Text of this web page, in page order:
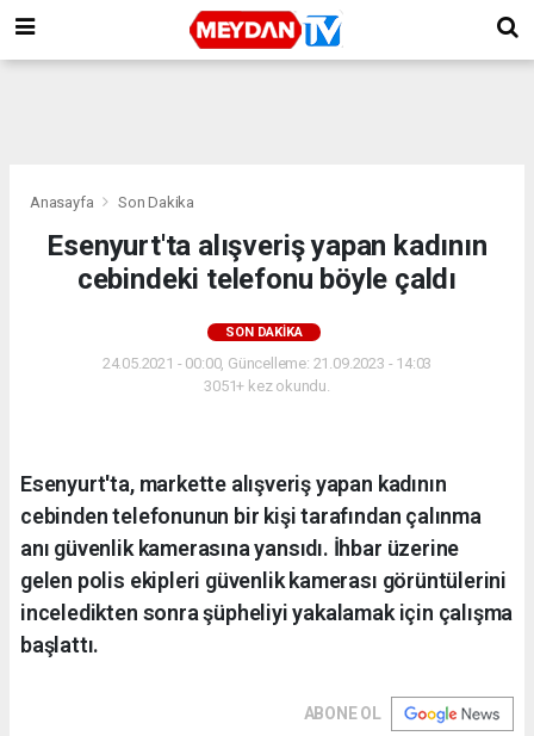
Anasayfa Son Dakika
Esenyurt'ta alışveriş yapan kadının
cebindeki telefonu böyle çaldı
SON DAKIKA
24.05.2021 - 00:00, Güncelleme: 21.09.2023 - 14:03
3051+ kez okundu.
Esenyurt'ta, markette alışveriş yapan kadının
cebinden telefonunun bir kişi tarafından çalınma
anı güvenlik kamerasına yansıdı. İhbar üzerine
gelen polis ekipleri güvenlik kamerası görüntülerini
inceledikten sonra şüpheliyi yakalamak için çalışma
başlattı.
ABONE OL